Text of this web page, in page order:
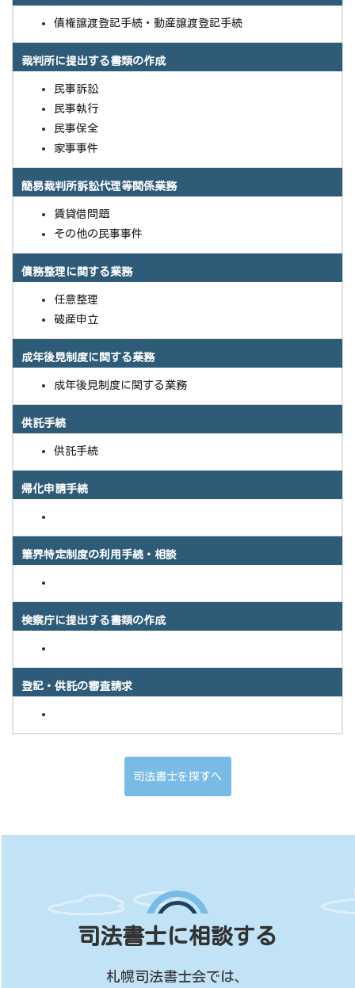
債権譲渡登記手続・動産譲渡登記手続
裁判所に提出する書類の作成
民事訴訟
民事執行
民事保全
家事事件
簡易裁判所訴訟代理等関係業務
賃貸借問題
その他の民事事件
債務整理に関する業務
任意整理
破産申立
成年後見制度に関する業務
成年後見制度に関する業務
供託手続
供託手続
帰化申請手続
筆界特定制度の利用手続・相談
検察庁に提出する書類の作成
登記・供託の審査請求
司法書士を探すへ
司法書士に相談する
札幌司法書士会では、